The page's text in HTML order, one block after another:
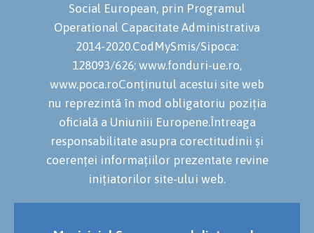
Social European, prin Programul
Operational Capacitate Administrativa
2014-2020.CodMySmis/Sipoca:
128093/626; www.fonduri-ue.ro,
www.poca.roConținutul acestui site web
nu reprezintă în mod obligatoriu poziția
oficială a Uniuniii Europene.Întreaga
responsabilitate asupra corectitudinii și
coerenței informațiilor prezentate revine
inițiatorilor site-ului web.